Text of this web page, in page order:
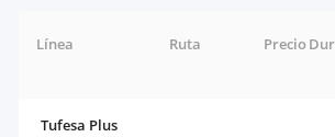
Línea Ruta Precio
Tufesa Plus